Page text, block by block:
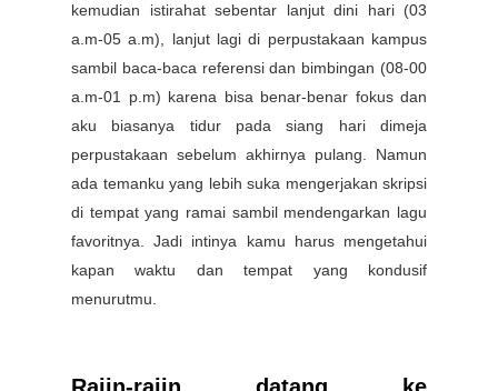
kemudian istirahat sebentar lanjut dini hari (03
a.m-05 a.m), lanjut lagi di perpustakaan kampus
sambil baca-baca referensi dan bimbingan (08-00
a.m-01 p.m) karena bisa benar-benar fokus dan
aku biasanya tidur pada siang hari dimeja
perpustakaan sebelum akhirnya pulang. Namun
ada temanku yang lebih suka mengerjakan skripsi
di tempat yang ramai sambil mendengarkan lagu
favoritnya. Jadi intinya kamu harus mengetahui
kapan waktu dan tempat yang kondusif
menurutmu.